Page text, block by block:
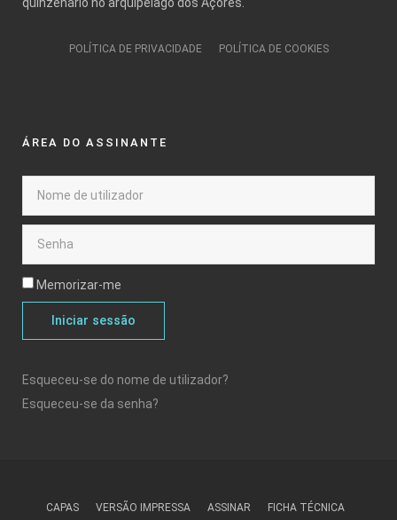
POLÍTICA DE PRIVACIDADE POLÍTICA DE COOKIES
ÁREA DO ASSINANTE
Memorizar-me
Iniciar sessão
Esqueceu-se do nome de utilizador?
Esqueceu-se da senha?
CAPAS VERSÃO IMPRESSA ASSINAR FICHA TÉCNICA